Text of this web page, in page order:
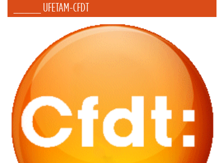
_____ UFETAM-CFDT